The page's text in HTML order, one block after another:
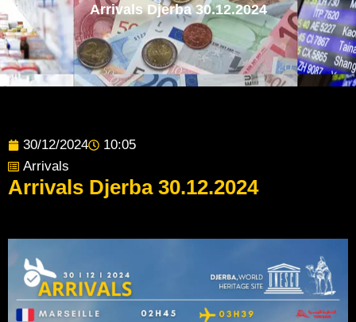
Arrivals Djerba 30.12.2024
30/12/2024
10:05
Arrivals
Arrivals Djerba 30.12.2024